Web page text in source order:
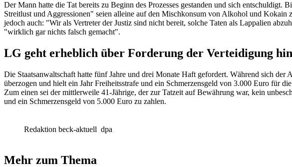
Der Mann hatte die Tat bereits zu Beginn des Prozesses gestanden und sich
Streitlust und Aggressionen" seien alleine auf den Mischkonsum von Alkohol und
jedoch auch: "Wir als Vertreter der Justiz sind nicht bereit, solche Taten als Lappalien
"wirklich gar nichts falsch gemacht".
LG geht erheblich über Forderung der Verteidigung
Die Staatsanwaltschaft hatte fünf Jahre und drei Monate Haft gefordert. Während sich
überzogen und hielt ein Jahr Freiheitsstrafe und ein Schmerzensgeld von 3.000 Euro für
Zum einen sei der mittlerweile 41-Jährige, der zur Tatzeit auf Bewährung war, kein
und ein Schmerzensgeld von 5.000 Euro zu zahlen.
Redaktion beck-aktuell dpa
Mehr zum Thema